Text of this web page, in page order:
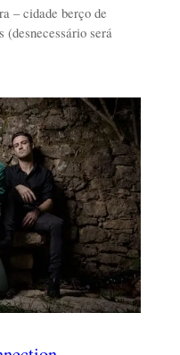
– cidade berço de
(desnecessário será